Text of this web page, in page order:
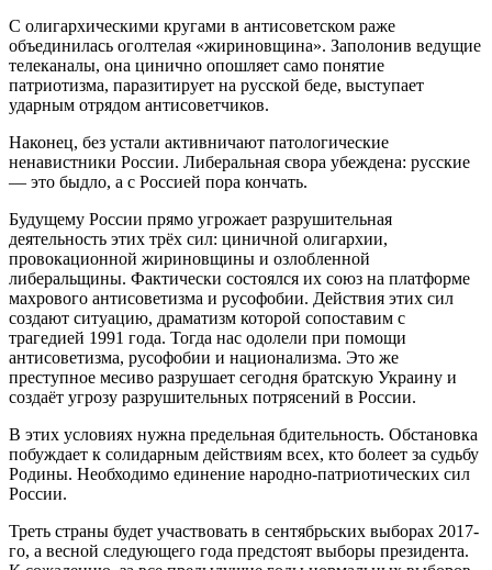
С олигархическими кругами в антисоветском раже
объединилась оголтелая «жириновщина». Заполонив ведущие
телеканалы, она цинично опошляет само понятие
патриотизма, паразитирует на русской беде, выступает
ударным отрядом антисоветчиков.
Наконец, без устали активничают патологические
ненавистники России. Либеральная свора убеждена: русские
— это быдло, а с Россией пора кончать.
Будущему России прямо угрожает разрушительная
деятельность этих трёх сил: циничной олигархии,
провокационной жириновщины и озлобленной
либеральщины. Фактически состоялся их союз на платформе
махрового антисоветизма и русофобии. Действия этих сил
создают ситуацию, драматизм которой сопоставим с
трагедией 1991 года. Тогда нас одолели при помощи
антисоветизма, русофобии и национализма. Это же
преступное месиво разрушает сегодня братскую Украину и
создаёт угрозу разрушительных потрясений в России.
В этих условиях нужна предельная бдительность. Обстановка
побуждает к солидарным действиям всех, кто болеет за судьбу
Родины. Необходимо единение народно-патриотических сил
России.
Треть страны будет участвовать в сентябрьских выборах 2017-
го, а весной следующего года предстоят выборы президента.